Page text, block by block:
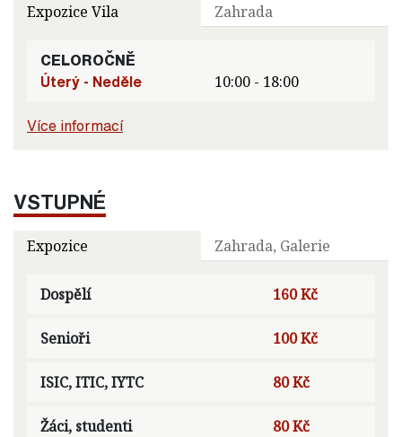
Expozice Vila Zahrada
CELOROČNĚ
Úterý - Neděle
10:00 - 18:00
Více informací
VSTUPNÉ
Expozice Zahrada, Galerie
Dospělí 160 Kč
Senioři 100 Kč
ISIC, ITIC, IYTC 80 Kč
Žáci, studenti 80 Kč